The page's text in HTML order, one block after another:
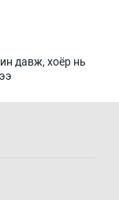
давж, хоёр нь